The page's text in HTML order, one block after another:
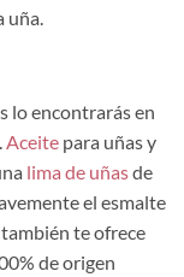
lo encontrarás en
Aceite para uñas y
lima de uñasde
el esmalte
te ofrece
de origen